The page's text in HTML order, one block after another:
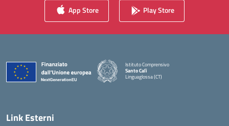
App Store Play Store
Istituto Comprensivo
Santo Calì
Linguaglossa (CT)
— Visita la pagina iniziale della scuola
Link Esterni